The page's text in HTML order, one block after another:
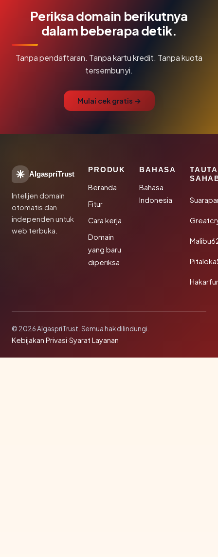
Periksa domain berikutnya
dalam beberapa detik.
Tanpa pendaftaran. Tanpa kartu kredit. Tanpa kuota
tersembunyi.
Mulai cek gratis →
AlgaspriTrust
Intelijen domain
otomatis dan
independen untuk
web terbuka.
PRODUK
Beranda
Fitur
Cara kerja
Domain
yang baru
diperiksa
BAHASA
Bahasa
Indonesia
© 2026 AlgaspriTrust. Semua hak dilindungi.
Kebijakan Privasi·Syarat Layanan